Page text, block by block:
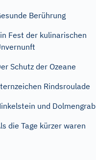
Berührung
Fest der kulinarischen
Schutz der Ozeane
Rindsroulade
und Dolmengrab
die Tage kürzer waren